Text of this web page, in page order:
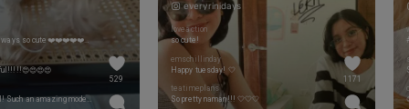
I love your outfit, always so cute❤️❤️❤️❤️❤️❤️❤️❤️❤️❤️❤️❤️❤️❤️❤️❤️❤️
The most beautiful! Such an amazing model!😍👏
529
everyrinidays
loveaction
so cute!
emschillinday
Happy tuesday! 🤍
teatimeplans
So pretty naman!!! 🤍🤍🤍
1171